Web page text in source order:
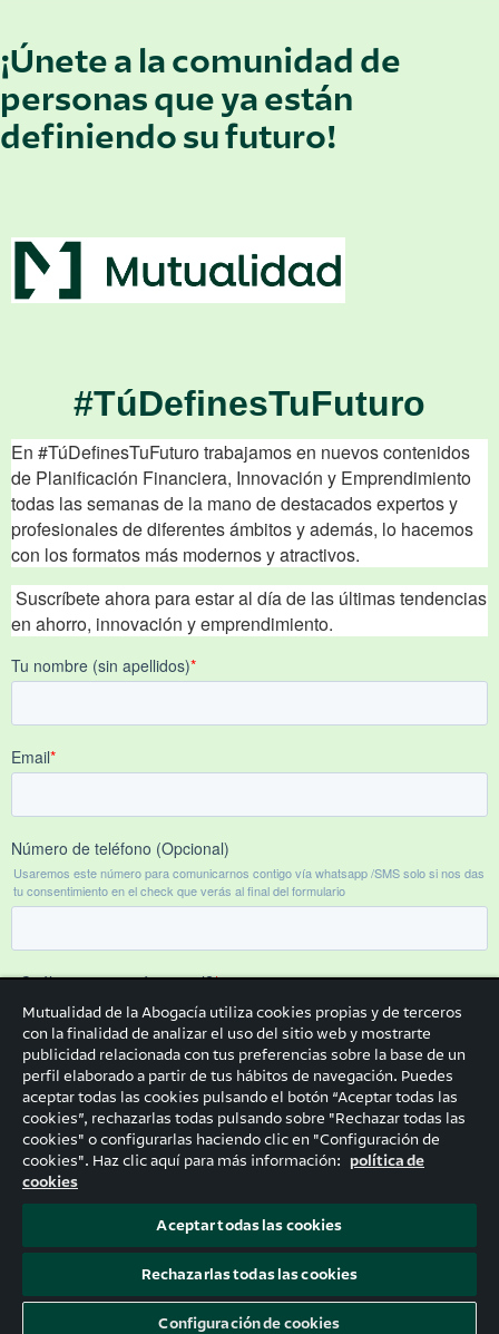
¡Únete a la comunidad de
personas que ya están
definiendo su futuro!
Mutualidad de la Abogacía utiliza cookies propias y de terceros
con la finalidad de analizar el uso del sitio web y mostrarte
publicidad relacionada con tus preferencias sobre la base de un
perfil elaborado a partir de tus hábitos de navegación. Puedes
aceptar todas las cookies pulsando el botón “Aceptar todas las
cookies”, rechazarlas todas pulsando sobre "Rechazar todas las
cookies" o configurarlas haciendo clic en "Configuración de
cookies". Haz clic aquí para más información: política de
cookies
Aceptar todas las cookies
Rechazarlas todas las cookies
Configuración de cookies